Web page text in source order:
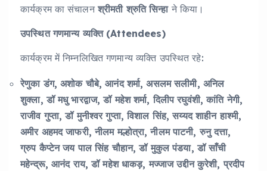
कार्यक्रम का संचालनश्रीमती श्रुति सिन्हाने किया।
उपस्थित गणमान्य व्यक्ति (Attendees)
कार्यक्रम में निम्नलिखित गणमान्य व्यक्ति उपस्थित रहे:
रेणुका डंग, अशोक चौबे, आनंद शर्मा, असलम सलीमी, अनिल
शुक्ला, डॉ मधु भारद्वाज, डॉ महेश शर्मा, दिलीप रघुवंशी, कांति नेगी,
राजीव गुप्ता, डॉ मुनीश्वर गुप्ता, विशाल सिंह, सय्यद शाहीन हाश्मी,
अमीर अहमद जाफरी, नीलम मल्होत्रा, नीलम पाटनी, रुनु दत्ता,
ग्रुप कैप्टेन जय पाल सिंह चौहान, डॉ मुकुल पंडया, डॉ साँची
महेन्द्रू, आनंद राय, डॉ महेश धाकड़, मज्जाज उद्दीन कुरेशी, प्रदीप